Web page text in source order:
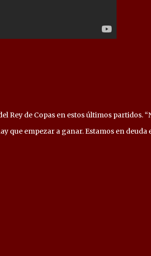
de Copas en estos últimos partidos.
que empezar a ganar. Estamos en deuda